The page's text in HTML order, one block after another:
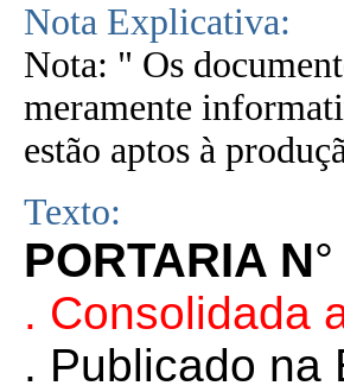
Nota Explicativa:
Nota: " Os
meramente
estão aptos à
Texto:
PORTARIA N°
. Consolidada
. Publicado na